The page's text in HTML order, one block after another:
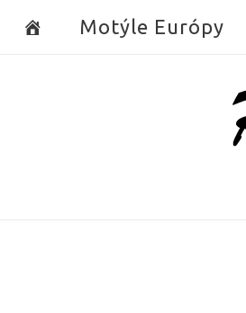
Motýle Európy
Home